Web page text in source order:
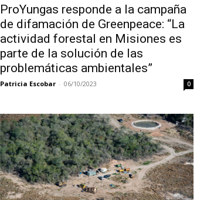
ProYungas responde a la campaña
de difamación de Greenpeace: “La
actividad forestal en Misiones es
parte de la solución de las
problemáticas ambientales”
Patricia Escobar - 06/10/2023 0